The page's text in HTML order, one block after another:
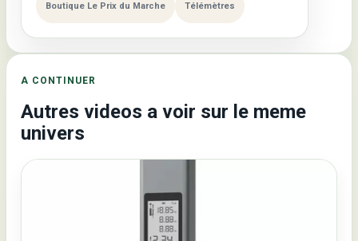
Boutique Le Prix du Marche Télémètres
A CONTINUER
Autres videos a voir sur le meme
univers